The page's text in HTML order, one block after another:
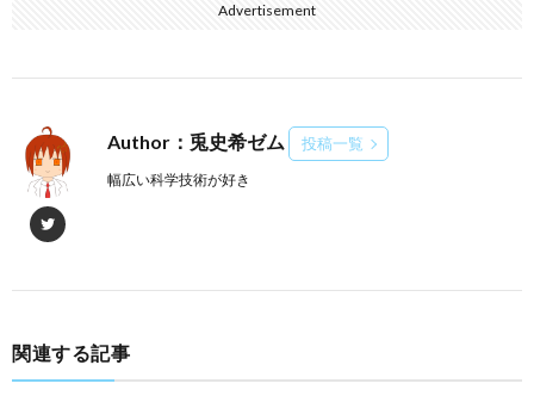
Advertisement
Author：兎史希ゼム 投稿一覧
幅広い科学技術が好き
関連する記事